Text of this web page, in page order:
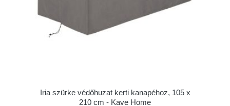
Iria szürke védőhuzat kerti kanapéhoz, 105 x
210 cm - Kave Home